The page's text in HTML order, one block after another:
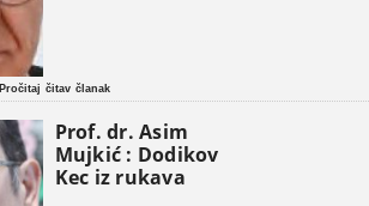
Pročitaj čitav članak
Prof. dr. Asim
Mujkić : Dodikov
Kec iz rukava